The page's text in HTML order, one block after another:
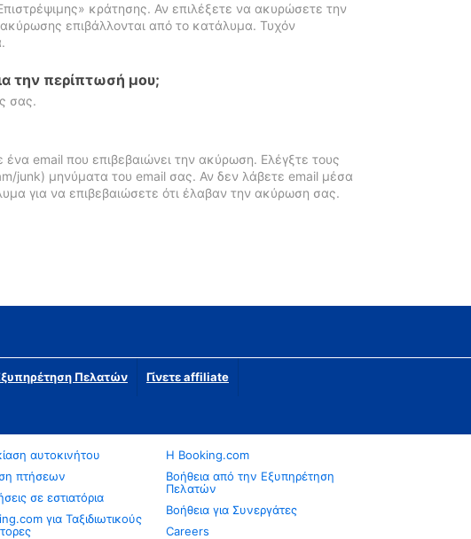
κράτησης. Αν επιλέξετε να ακυρώσετε την
επιβάλλονται από το κατάλυμα. Τυχόν
την περίπτωσή μου;
σας.
email που επιβεβαιώνει την ακύρωση. Ελέγξτε τους
junk) μηνύματα του email σας. Αν δεν λάβετε email μέσα
για να επιβεβαιώσετε ότι έλαβαν την ακύρωση σας.
Πελατών Γίνετε affiliate
αυτοκινήτου
πτήσεων
σε εστιατόρια
για Ταξιδιωτικούς
Η Booking.com
Βοήθεια από την Εξυπηρέτηση
Πελατών
Βοήθεια για Συνεργάτες
Careers